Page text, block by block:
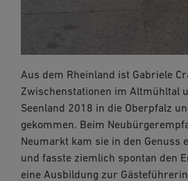
Aus dem Rheinland ist Gabriele
Zwischenstationen im Altmühltal
Seenland 2018 in die Oberpfalz
gekommen. Beim
Neumarkt kam sie in den Genuss
und fasste ziemlich spontan den
eine Ausbildung zur